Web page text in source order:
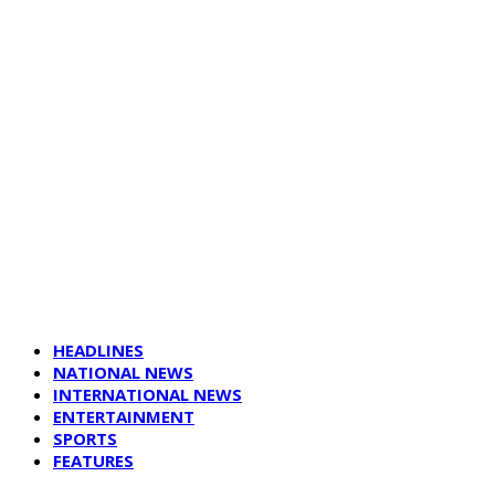
HEADLINES
NATIONAL NEWS
INTERNATIONAL NEWS
ENTERTAINMENT
SPORTS
FEATURES